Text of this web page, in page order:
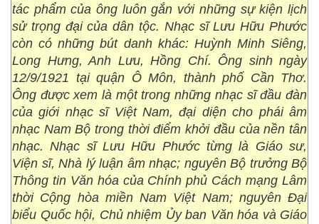
tác phẩm của ông luôn gắn với những sự kiện lịch
sử trọng đại của dân tộc. Nhạc sĩ Lưu Hữu Phước
còn có những bút danh khác: Huỳnh Minh Siêng,
Long Hưng, Anh Lưu, Hồng Chí. Ông sinh ngày
12/9/1921 tại quận Ô Môn, thành phố Cần Thơ.
Ông được xem là một trong những nhạc sĩ đầu đàn
của giới nhạc sĩ Việt Nam, đại diện cho phái âm
nhạc Nam Bộ trong thời điểm khởi đầu của nền tân
nhạc. Nhạc sĩ Lưu Hữu Phước từng là Giáo sư,
Viện sĩ, Nhà lý luận âm nhạc; nguyên Bộ trưởng Bộ
Thông tin Văn hóa của Chính phủ Cách mạng Lâm
thời Cộng hòa miền Nam Việt Nam; nguyên Đại
biểu Quốc hội, Chủ nhiệm Ủy ban Văn hóa và Giáo